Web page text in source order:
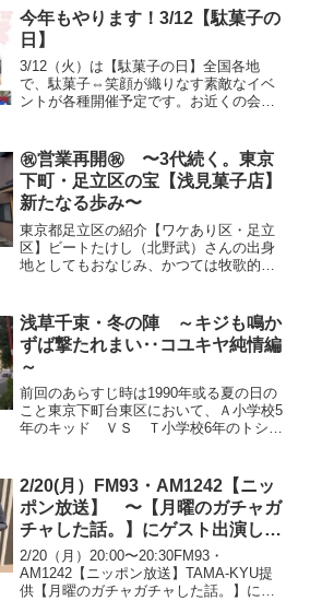
子の思い出を吐露して盛り上がりません
か？...
今年もやります！3/12【駄菓子の
日】
3/12（火）は【駄菓子の日】全国各地
で、駄菓子⇔笑顔が織りなす素敵なイベ
ントが各種開催予定です。お近くの会場
ご近所で開催予定かどうか？お調べにな
って、遊びに行かれては...
㊗営業再開㊗ 〜3代続く。東京
下町・足立区の宝【浅見菓子店】
新たなる歩み〜
東京都足立区の紹介【ワケあり区・足立
区】ビートたけし（北野武）さんの出身
地としてもおなじみ、かつては牧歌的な
『千住宿』として栄えた宿場町は、今や
「首都圏で住みたい街ラン...
浅草千束・冬の陣 ～キジも鳴か
ずば撃たれまい‥コユキヤ純情編
～
前回のあらすじ時は1990年或る夏の日の
こと東京下町台東区において、Ａ小学校5
年のキッド ＶＳ Ｔ小学校6年のトシち
チキは、相変わらず浅草の千束にあるお
もちゃ屋兼ゲー...
2/20(月）FM93・AM1242【ニッ
ポン放送】 〜【月曜のガチャガ
チャした話。】にゲスト出演しま
す〜
2/20（月）20:00〜20:30FM93・
AM1242【ニッポン放送】TAMA-KYU提
供【月曜のガチャガチャした話。】にゲ